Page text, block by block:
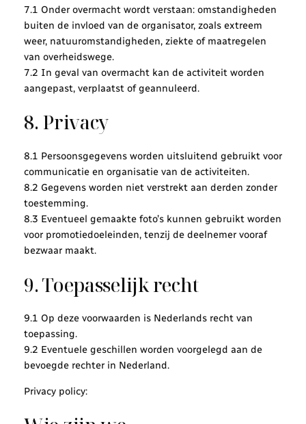
7.1 Onder overmacht wordt verstaan: omstandigheden
buiten de invloed van de organisator, zoals extreem
weer, natuuromstandigheden, ziekte of maatregelen
van overheidswege.
7.2 In geval van overmacht kan de activiteit worden
aangepast, verplaatst of geannuleerd.
8. Privacy
8.1 Persoonsgegevens worden uitsluitend gebruikt voor
communicatie en organisatie van de activiteiten.
8.2 Gegevens worden niet verstrekt aan derden zonder
toestemming.
8.3 Eventueel gemaakte foto’s kunnen gebruikt worden
voor promotiedoeleinden, tenzij de deelnemer vooraf
bezwaar maakt.
9. Toepasselijk recht
9.1 Op deze voorwaarden is Nederlands recht van
toepassing.
9.2 Eventuele geschillen worden voorgelegd aan de
bevoegde rechter in Nederland.
Privacy policy: